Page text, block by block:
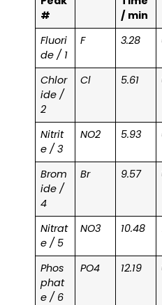
#
/ min
Fluori
de / 1
F 3.28
Chlor
ide /
2
Cl 5.61
Nitrit
e / 3
NO2 5.93
Brom
ide /
4
Br 9.57
Nitrat
e / 5
NO3 10.48
Phos
phat
e / 6
PO4 12.19